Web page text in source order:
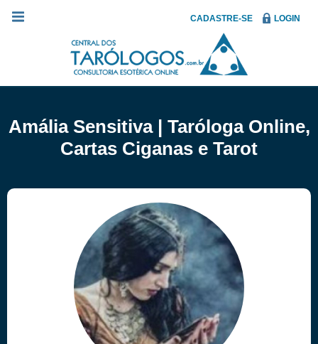
CADASTRE-SE LOGIN
Amália Sensitiva | Taróloga Online,
Cartas Ciganas e Tarot